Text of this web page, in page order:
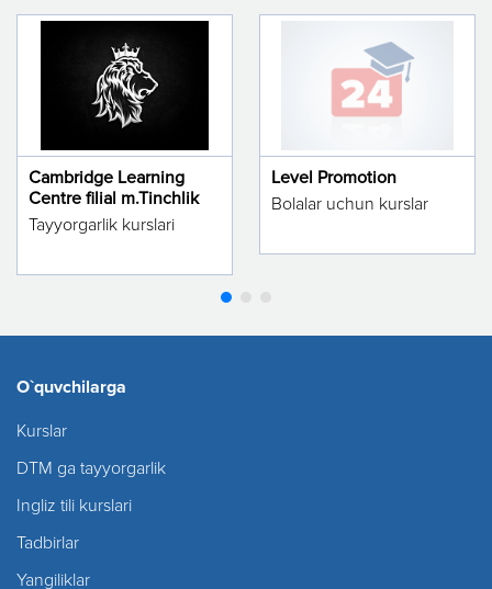
Cambridge Learning
Centre filial m.Tinchlik
Tayyorgarlik kurslari
Level Promotion
Bolalar uchun kurslar
O`quvchilarga
Kurslar
DTM ga tayyorgarlik
Ingliz tili kurslari
Tadbirlar
Yangiliklar